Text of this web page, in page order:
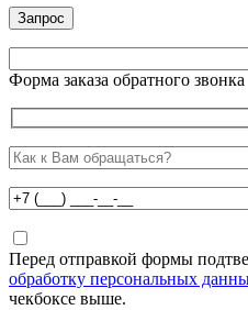
Форма заказа обратного звонка
Перед отправкой формы
обработку персональных
чекбоксе выше.